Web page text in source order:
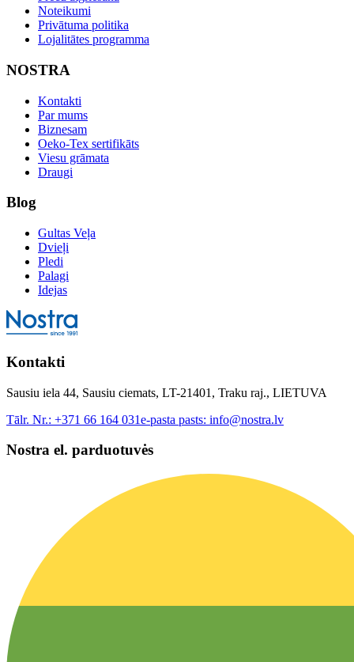
Noteikumi
Privātuma politika
Lojalitātes programma
NOSTRA
Kontakti
Par mums
Biznesam
Oeko-Tex sertifikāts
Viesu grāmata
Draugi
Blog
Gultas Veļa
Dvieļi
Pledi
Palagi
Idejas
Kontakti
Sausiu iela 44, Sausiu ciemats, LT-21401, Traku raj., LIETUVA
Tālr. Nr.: +371 66 164 031e-pasta pasts: info@nostra.lv
Nostra el. parduotuvės